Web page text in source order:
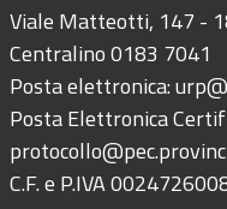
Viale Matteotti, 147 -
Centralino 0183 7041
Posta elettronica:
Posta Elettronica
C.F. e P.IVA